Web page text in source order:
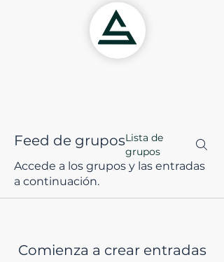
Feed de gruposLista de
grupos
Accede a los grupos y las entradas
a continuación.
Comienza a crear entradas